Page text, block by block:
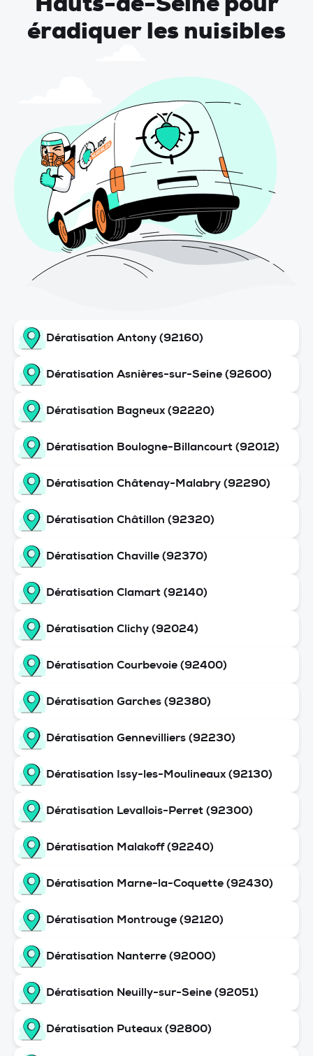
éradiquer les nuisibles
Dératisation Antony (92160)
Dératisation Asnières-sur-Seine (92600)
Dératisation Bagneux (92220)
Dératisation Boulogne-Billancourt (92012)
Dératisation Châtenay-Malabry (92290)
Dératisation Châtillon (92320)
Dératisation Chaville (92370)
Dératisation Clamart (92140)
Dératisation Clichy (92024)
Dératisation Courbevoie (92400)
Dératisation Garches (92380)
Dératisation Gennevilliers (92230)
Dératisation Issy-les-Moulineaux (92130)
Dératisation Levallois-Perret (92300)
Dératisation Malakoff (92240)
Dératisation Marne-la-Coquette (92430)
Dératisation Montrouge (92120)
Dératisation Nanterre (92000)
Dératisation Neuilly-sur-Seine (92051)
Dératisation Puteaux (92800)